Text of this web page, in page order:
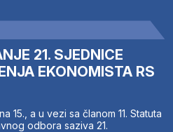
21. SJEDNICE
EKONOMISTA RS
15., a u vezi sa članom 11. Statuta
odbora saziva 21.